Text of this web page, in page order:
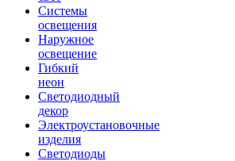
Системы
освещения
Наружное
освещение
Гибкий
неон
Светодиодный
декор
Электроустановочные
изделия
Светодиоды